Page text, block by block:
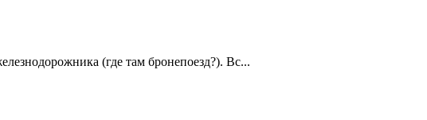
(где там бронепоезд?). Вс...